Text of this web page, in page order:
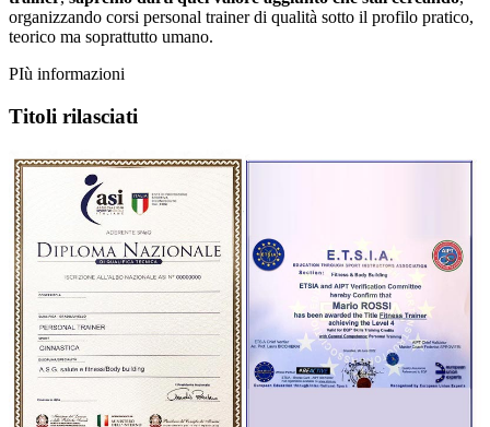
organizzando corsi personal trainer di qualità sotto il profilo pratico,
teorico ma soprattutto umano.
PIù informazioni
Titoli rilasciati